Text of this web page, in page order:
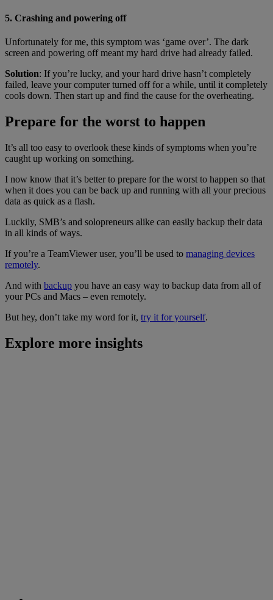
5. Crashing and powering off
Unfortunately for me, this symptom was ‘game over’. The dark
screen and powering off meant my hard drive had already failed.
Solution: If you’re lucky, and your hard drive hasn’t completely
failed, leave your computer turned off for a while, until it completely
cools down. Then start up and find the cause for the overheating.
Prepare for the worst to happen
It’s all too easy to overlook these kinds of symptoms when you’re
caught up working on something.
I now know that it’s better to prepare for the worst to happen so that
when it does you can be back up and running with all your precious
data as quick as a flash.
Luckily, SMB’s and solopreneurs alike can easily backup their data
in all kinds of ways.
If you’re a TeamViewer user, you’ll be used to managing devices
remotely.
And with backup you have an easy way to backup data from all of
your PCs and Macs – even remotely.
But hey, don’t take my word for it, try it for yourself.
Explore more insights